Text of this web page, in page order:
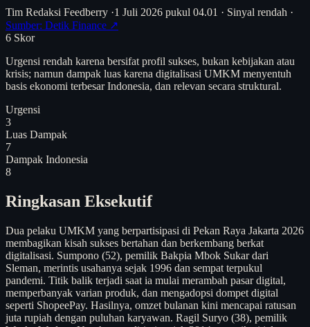
Tim Redaksi Feedberry ·1 Juli 2026 pukul 04.01 · Sinyal rendah ·
Sumber: Detik Finance ↗
6 Skor
Urgensi rendah karena bersifat profil sukses, bukan kebijakan atau
krisis; namun dampak luas karena digitalisasi UMKM menyentuh
basis ekonomi terbesar Indonesia, dan relevan secara struktural.
Urgensi
3
Luas Dampak
7
Dampak Indonesia
8
Ringkasan Eksekutif
Dua pelaku UMKM yang berpartisipasi di Pekan Raya Jakarta 2026
membagikan kisah sukses bertahan dan berkembang berkat
digitalisasi. Sumpono (52), pemilik Bakpia Mbok Sukar dari
Sleman, merintis usahanya sejak 1996 dan sempat terpukul
pandemi. Titik balik terjadi saat ia mulai merambah pasar digital,
memperbanyak varian produk, dan mengadopsi dompet digital
seperti ShopeePay. Hasilnya, omzet bulanan kini mencapai ratusan
juta rupiah dengan puluhan karyawan. Ragil Suryo (38), pemilik